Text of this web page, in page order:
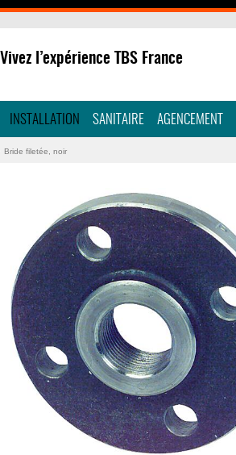
Vivez l’expérience TBS France
INSTALLATION SANITAIRE AGENCEMENT
Bride filetée, noir